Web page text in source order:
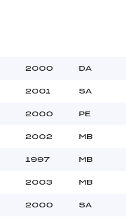
2000 DA
2001 SA
2000 PE
2002 MB
1997 MB
2003 MB
2000 SA